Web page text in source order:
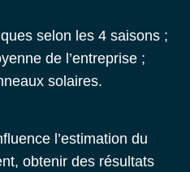
selon les 4 saisons ;
de l’entreprise ;
solaires.
l’estimation du
obtenir des résultats